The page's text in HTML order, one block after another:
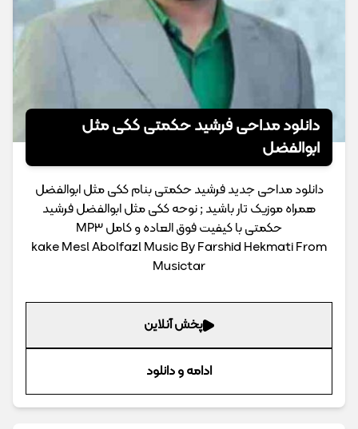
دانلود مداحی فرشید حکمتی ککی مثل
ابوالفضل
دانلود مداحی جدید فرشید حکمتی بنام ککی مثل ابوالفضل
همراه موزیک تار باشید ; نوحه ککی مثل ابوالفضل فرشید
حکمتی با کیفیت فوق العاده و کامل MP3
kake Mesl Abolfazl Music By Farshid Hekmati From
Musictar
پخش آنلاین
ادامه و دانلود